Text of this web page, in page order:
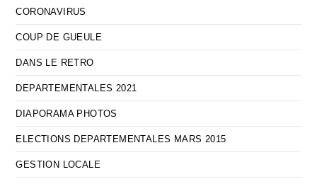
CORONAVIRUS
COUP DE GUEULE
DANS LE RETRO
DEPARTEMENTALES 2021
DIAPORAMA PHOTOS
ELECTIONS DEPARTEMENTALES MARS 2015
GESTION LOCALE